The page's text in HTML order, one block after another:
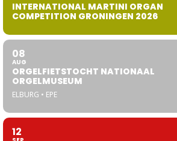
INTERNATIONAL MARTINI ORGAN
COMPETITION GRONINGEN 2026
08
AUG
ORGELFIETSTOCHT NATIONAAL
ORGELMUSEUM
ELBURG • EPE
12